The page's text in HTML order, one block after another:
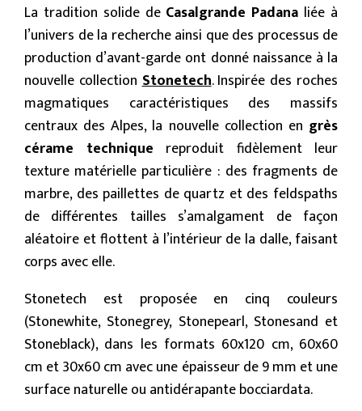
La tradition solide de Casalgrande Padana liée à
l’univers de la recherche ainsi que des processus de
production d’avant-garde ont donné naissance à la
nouvelle collectionStonetech. Inspirée des roches
magmatiques caractéristiques des massifs
centraux des Alpes, la nouvelle collection en grès
cérame technique reproduit fidèlement leur
texture matérielle particulière : des fragments de
marbre, des paillettes de quartz et des feldspaths
de différentes tailles s’amalgament de façon
aléatoire et flottent à l’intérieur de la dalle, faisant
corps avec elle.
Stonetech est proposée en cinq couleurs
(Stonewhite, Stonegrey, Stonepearl, Stonesand et
Stoneblack), dans les formats 60x120 cm, 60x60
cm et 30x60 cm avec une épaisseur de 9 mm et une
surface naturelle ou antidérapante bocciardata.